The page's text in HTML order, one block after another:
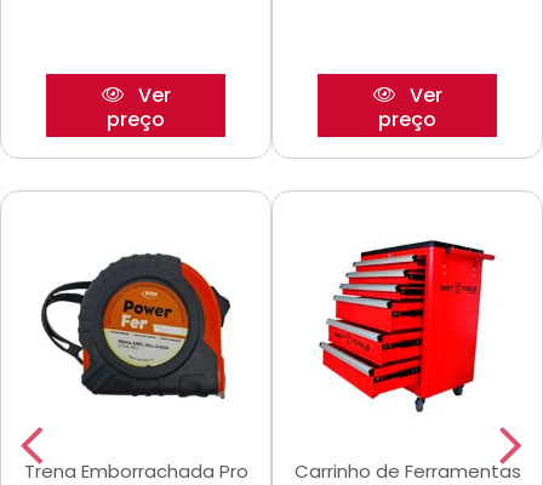
Ver
preço
Ver
preço
Trena Emborrachada Pro
Carrinho de Ferramentas